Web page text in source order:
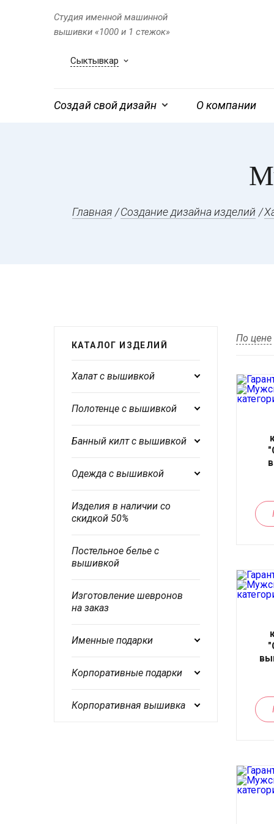
Студия именной машинной
вышивки «1000 и 1 стежок»
Сыктывкар
Создай свой дизайн О компании
Главная Создание дизайна изделий
КАТАЛОГ ИЗДЕЛИЙ
Халат с вышивкой
Полотенце с вышивкой
Банный килт с вышивкой
Одежда с вышивкой
Изделия в наличии со
скидкой 50%
Постельное белье с
вышивкой
Изготовление шевронов
на заказ
Именные подарки
Корпоративные подарки
Корпоративная вышивка
По цене